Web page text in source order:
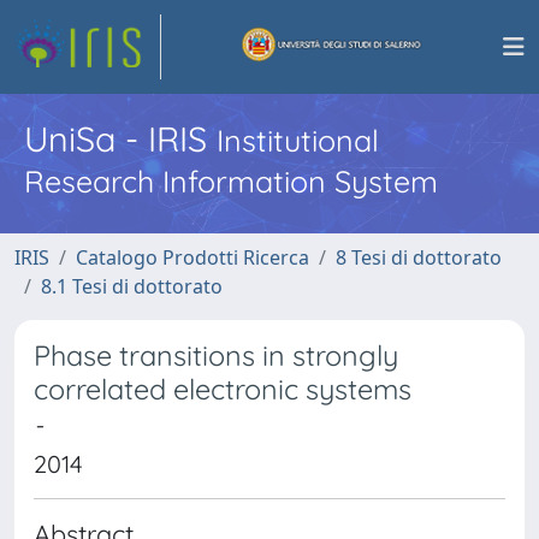
UniSa - IRISInstitutional
Research Information System
IRIS Catalogo Prodotti Ricerca
8 Tesi di dottorato
8.1 Tesi di dottorato
Phase transitions in strongly
correlated electronic systems
-
2014